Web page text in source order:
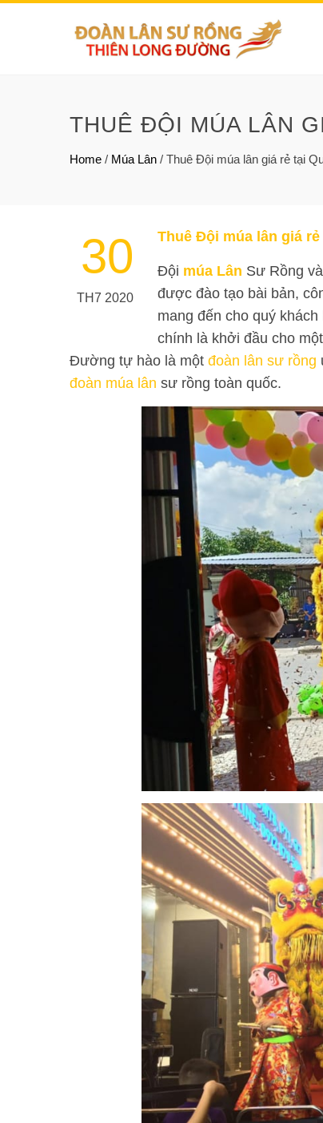
THUÊ ĐỘI MÚA LÂN
Home / Múa Lân / Thuê Đội múa lân giá rẻ tại
30
TH7 2020
Thuê Đội múa lân giá
Đội múa Lân Sư Rồng
được đào tạo bài bản,
mang đến cho quý
chính là khởi đầu cho
Đường tự hào là một đoàn lân sư rồng
đoàn múa lân sư rồng toàn quốc.